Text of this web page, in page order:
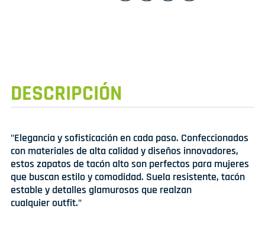
DESCRIPCIÓN
"Elegancia y sofisticación en cada paso. Confeccionados
con materiales de alta calidad y diseños innovadores,
estos zapatos de tacón alto son perfectos para mujeres
que buscan estilo y comodidad. Suela resistente, tacón
estable y detalles glamurosos que realzan
cualquier outfit."